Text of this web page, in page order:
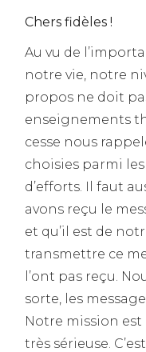
Chers fidèles !
Au vu de
notre vie, notre
propos ne doit
enseignements
cesse nous
choisies parmi
d’efforts. Il faut
avons reçu le
et qu’il est de
transmettre ce
l’ont pas reçu.
sorte, les
Notre mission
très sérieuse.